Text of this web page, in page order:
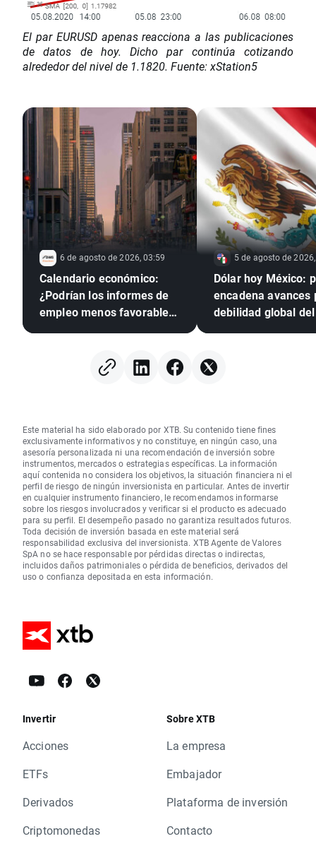
El par EURUSD apenas reacciona a las publicaciones
de datos de hoy. Dicho par continúa cotizando
alrededor del nivel de 1.1820. Fuente: xStation5
6 de agosto de 2026, 03:59
Calendario económico:
¿Podrían los informes de
empleo menos favorables
5 de agosto de
Dólar hoy México:
encadena avances
debilidad global
Este material ha sido elaborado por XTB. Su contenido tiene fines
exclusivamente informativos y no constituye, en ningún caso, una
asesoría personalizada ni una recomendación de inversión sobre
instrumentos, mercados o estrategias específicas. La información
aquí contenida no considera los objetivos, la situación financiera ni el
perfil de riesgo de ningún inversionista en particular. Antes de invertir
en cualquier instrumento financiero, le recomendamos informarse
sobre los riesgos involucrados y verificar si el producto es adecuado
para su perfil. El desempeño pasado no garantiza resultados futuros.
Toda decisión de inversión basada en este material será
responsabilidad exclusiva del inversionista. XTB Agente de Valores
SpA no se hace responsable por pérdidas directas o indirectas,
incluidos daños patrimoniales o pérdida de beneficios, derivados del
uso o confianza depositada en esta información.
Invertir
Acciones
ETFs
Derivados
Criptomonedas
Sobre XTB
La empresa
Embajador
Plataforma de inversión
Contacto